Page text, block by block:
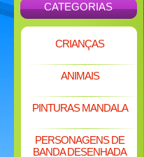
CATEGORIAS
CRIANÇAS
ANIMAIS
PINTURAS MANDALA
PERSONAGENS DE
BANDA DESENHADA